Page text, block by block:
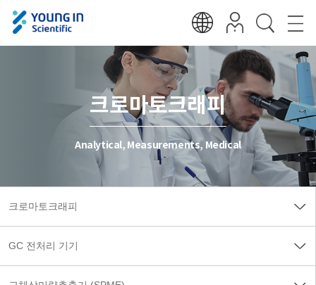
크로마토크래피
Analytical, Measurements, Medical